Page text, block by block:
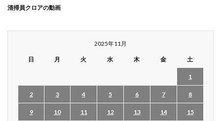
清掃員クロアの動画
2025年11月
日 月 火 水 木 金 土
1
2 3 4 5 6 7 8
9 10 11 12 13 14 15